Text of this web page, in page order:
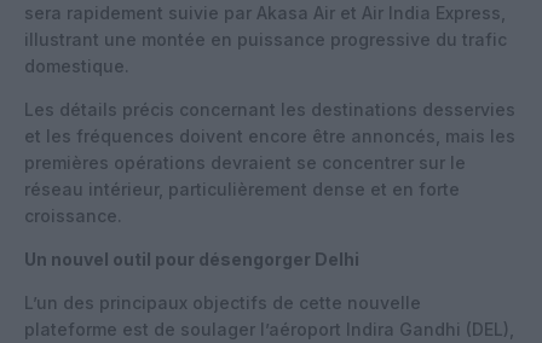
sera rapidement suivie par Akasa Air et Air India Express,
illustrant une montée en puissance progressive du trafic
domestique.
Les détails précis concernant les destinations desservies
et les fréquences doivent encore être annoncés, mais les
premières opérations devraient se concentrer sur le
réseau intérieur, particulièrement dense et en forte
croissance.
Un nouvel outil pour désengorger Delhi
L’un des principaux objectifs de cette nouvelle
plateforme est de soulager l’aéroport Indira Gandhi (DEL),